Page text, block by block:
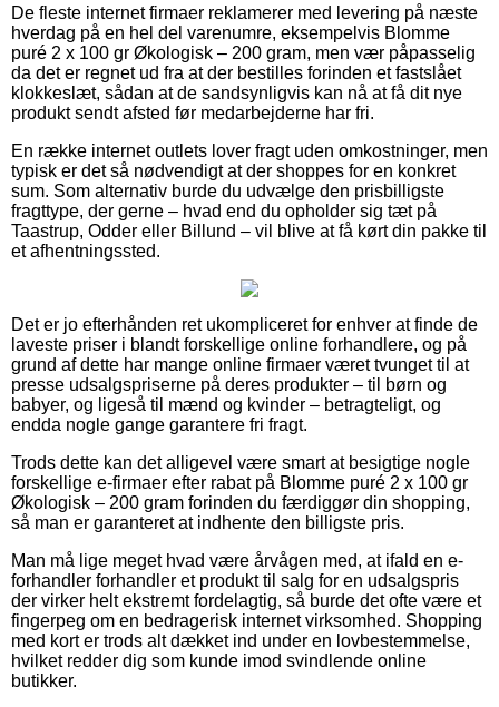
De fleste internet firmaer reklamerer med levering på næste
hverdag på en hel del varenumre, eksempelvis Blomme
puré 2 x 100 gr Økologisk – 200 gram, men vær påpasselig
da det er regnet ud fra at der bestilles forinden et fastslået
klokkeslæt, sådan at de sandsynligvis kan nå at få dit nye
produkt sendt afsted før medarbejderne har fri.
En række internet outlets lover fragt uden omkostninger, men
typisk er det så nødvendigt at der shoppes for en konkret
sum. Som alternativ burde du udvælge den prisbilligste
fragttype, der gerne – hvad end du opholder sig tæt på
Taastrup, Odder eller Billund – vil blive at få kørt din pakke til
et afhentningssted.
Det er jo efterhånden ret ukompliceret for enhver at finde de
laveste priser i blandt forskellige online forhandlere, og på
grund af dette har mange online firmaer været tvunget til at
presse udsalgspriserne på deres produkter – til børn og
babyer, og ligeså til mænd og kvinder – betragteligt, og
endda nogle gange garantere fri fragt.
Trods dette kan det alligevel være smart at besigtige nogle
forskellige e-firmaer efter rabat på Blomme puré 2 x 100 gr
Økologisk – 200 gram forinden du færdiggør din shopping,
så man er garanteret at indhente den billigste pris.
Man må lige meget hvad være årvågen med, at ifald en e-
forhandler forhandler et produkt til salg for en udsalgspris
der virker helt ekstremt fordelagtig, så burde det ofte være et
fingerpeg om en bedragerisk internet virksomhed. Shopping
med kort er trods alt dækket ind under en lovbestemmelse,
hvilket redder dig som kunde imod svindlende online
butikker.